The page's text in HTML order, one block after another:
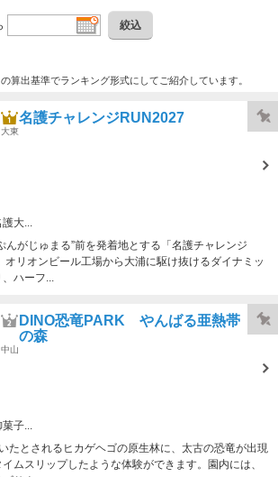
絞込
算出基準でランキング形式にしてご紹介しています。
名護チャレンジRUN2027
大東
大...
んがじゅまる”前を発着地とする「名護チャレンジ
オリオンビール工場から大浦に駆け抜けるダイナミッ
ハーフ...
DINO恐竜PARK やんばる亜熱帯
の森
中山
子...
たとされるヒカゲヘゴの原生林に、太古の恐竜が出現
ムスリップしたような体験ができます。園内には、